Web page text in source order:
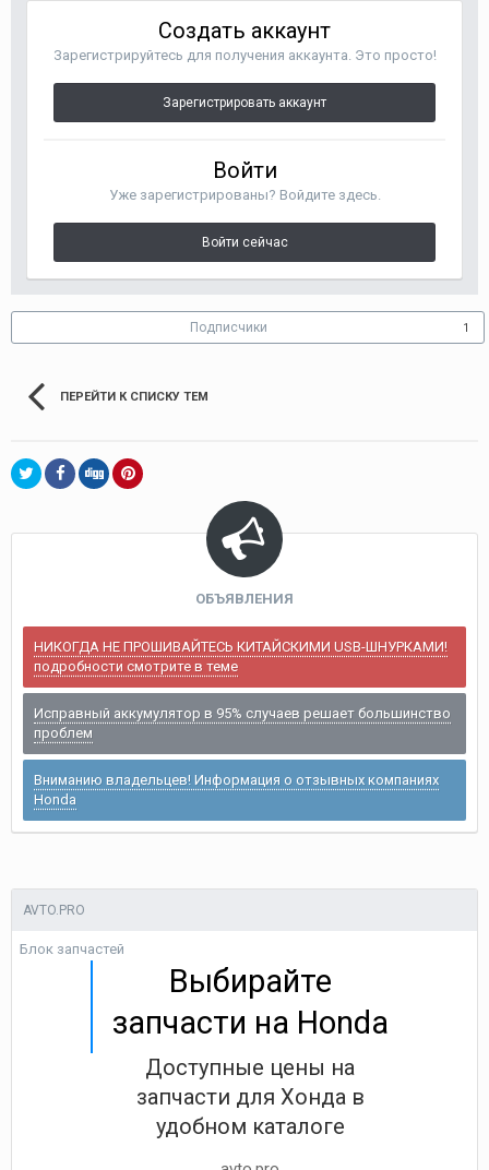
Создать аккаунт
Зарегистрируйтесь для получения аккаунта. Это просто!
Зарегистрировать аккаунт
Войти
Уже зарегистрированы? Войдите здесь.
Войти сейчас
Подписчики 1
ПЕРЕЙТИ К СПИСКУ ТЕМ
ОБЪЯВЛЕНИЯ
НИКОГДА НЕ ПРОШИВАЙТЕСЬ КИТАЙСКИМИ USB-ШНУРКАМИ!
подробности смотрите в теме
Исправный аккумулятор в 95% случаев решает большинство
проблем
Вниманию владельцев! Информация о отзывных компаниях
Honda
AVTO.PRO
Блок запчастей
Выбирайте
запчасти на Honda
Доступные цены на
запчасти для Хонда в
удобном каталоге